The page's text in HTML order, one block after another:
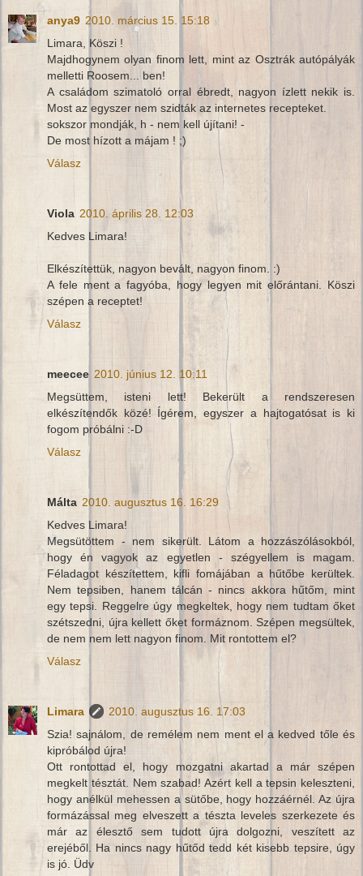
anya9 2010. március 15. 15:18
Limara, Köszi !
Majdhogynem olyan finom lett, mint az Osztrák autópályák
melletti Roosem... ben!
A családom szimatoló orral ébredt, nagyon ízlett nekik is.
Most az egyszer nem szidták az internetes recepteket.
sokszor mondják, h - nem kell újítani! -
De most hízott a májam ! ;)
Válasz
Viola 2010. április 28. 12:03
Kedves Limara!
Elkészítettük, nagyon bevált, nagyon finom. :)
A fele ment a fagyóba, hogy legyen mit előrántani. Köszi
szépen a receptet!
Válasz
meecee 2010. június 12. 10:11
Megsüttem, isteni lett! Bekerült a rendszeresen
elkészítendők közé! Ígérem, egyszer a hajtogatósat is ki
fogom próbálni :-D
Válasz
Málta 2010. augusztus 16. 16:29
Kedves Limara!
Megsütöttem - nem sikerült. Látom a hozzászólásokból,
hogy én vagyok az egyetlen - szégyellem is magam.
Féladagot készítettem, kifli fomájában a hűtőbe kerültek.
Nem tepsiben, hanem tálcán - nincs akkora hűtőm, mint
egy tepsi. Reggelre úgy megkeltek, hogy nem tudtam őket
szétszedni, újra kellett őket formáznom. Szépen megsültek,
de nem nem lett nagyon finom. Mit rontottem el?
Válasz
Limara
2010. augusztus 16. 17:03
Szia! sajnálom, de remélem nem ment el a kedved tőle és
kipróbálod újra!
Ott rontottad el, hogy mozgatni akartad a már szépen
megkelt tésztát. Nem szabad! Azért kell a tepsin keleszteni,
hogy anélkül mehessen a sütőbe, hogy hozzáérnél. Az újra
formázással meg elveszett a tészta leveles szerkezete és
már az élesztő sem tudott újra dolgozni, veszített az
erejéből. Ha nincs nagy hűtőd tedd két kisebb tepsire, úgy
is jó. Üdv